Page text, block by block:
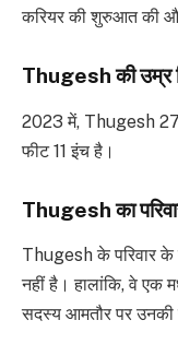
करियर की शुरुआत की
Thugesh की उम्र
2023 में, Thugesh
फीट 11 इंच है।
Thugesh का
Thugesh के परिवार के
नहीं है। हालांकि, वे एक
सदस्य आमतौर पर उनकी